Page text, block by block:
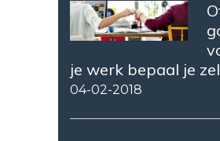
je werk bepaal je
04-02-2018